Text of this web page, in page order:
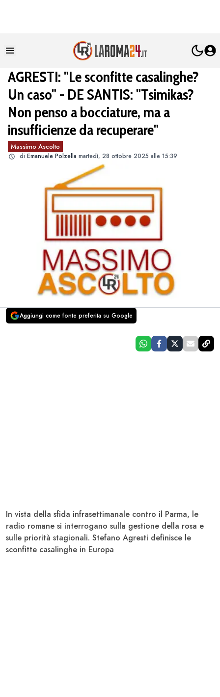
AGRESTI: "Le sconfitte casalinghe?
Un caso" - DE SANTIS: "Tsimikas?
Non penso a bocciature, ma a
insufficienze da recuperare"
Massimo Ascolto
di Emanuele Polzella martedì, 28 ottobre 2025 alle 15:39
Aggiungi come fonte preferita su Google
In vista della sfida infrasettimanale contro il Parma, le
radio romane si interrogano sulla gestione della rosa e
sulle priorità stagionali. Stefano Agresti definisce le
sconfitte casalinghe in Europa